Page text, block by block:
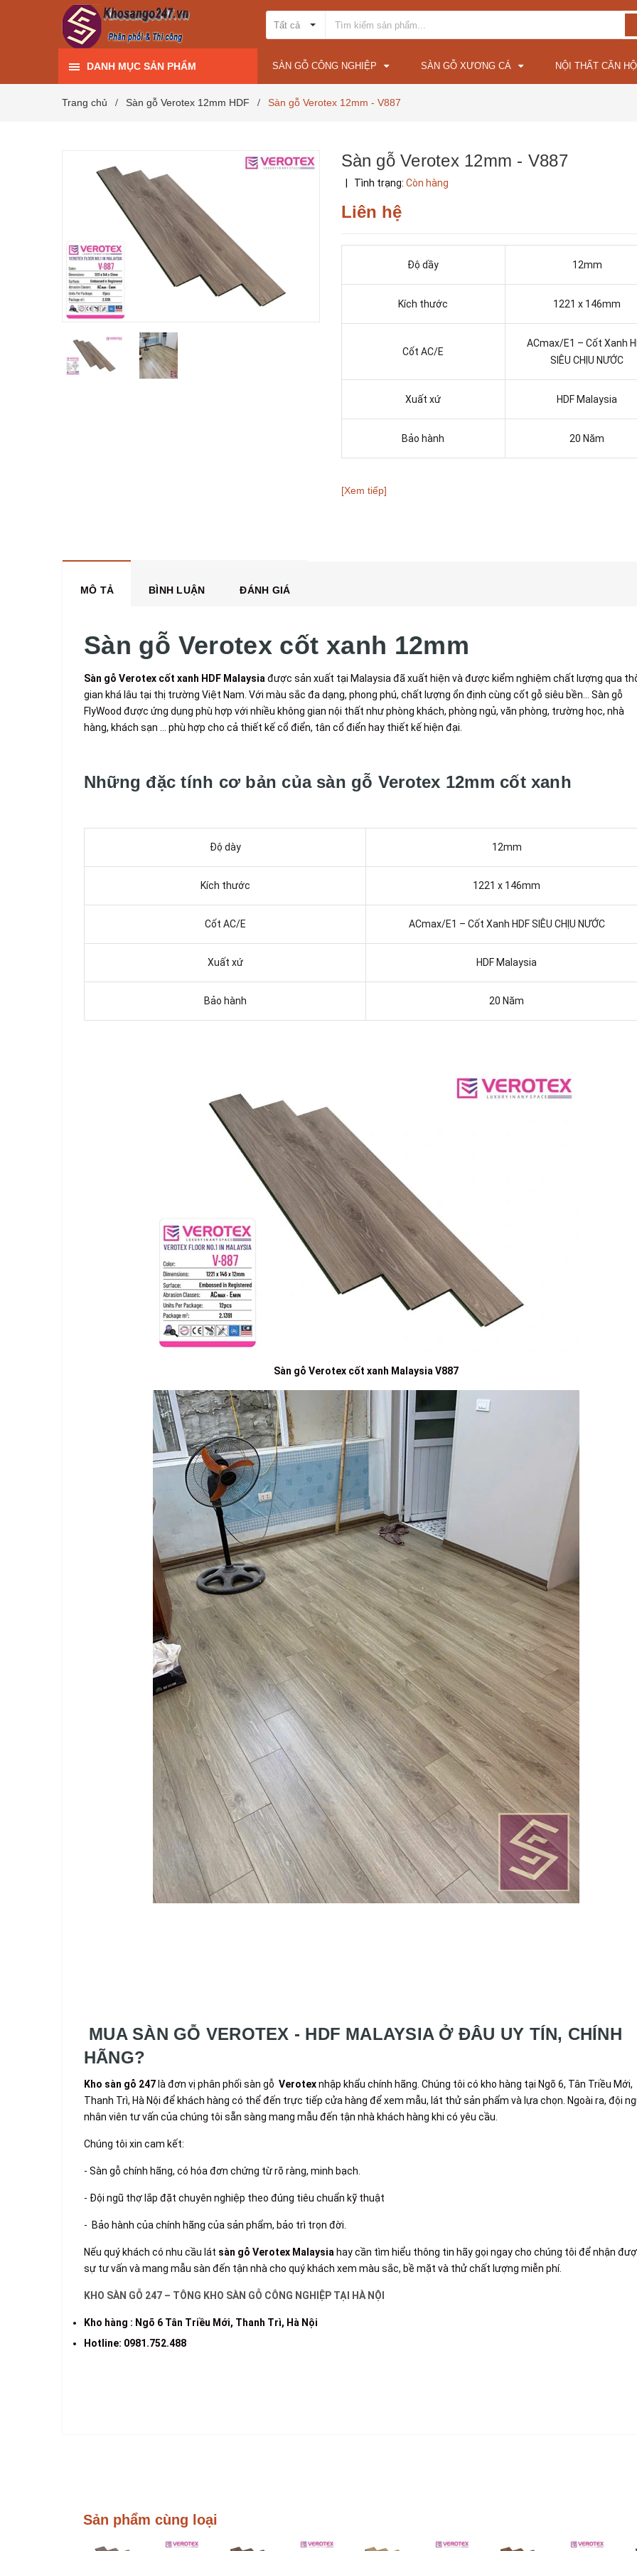
Tất cả
DANH MỤC SẢN PHẨM SÀN GỖ CÔNG NGHIỆP SÀN GỖ XƯƠNG CÁ NỘI THẤT CĂN HỘ
Trang chủ / Sàn gỗ Verotex 12mm HDF / Sàn gỗ Verotex 12mm - V887
Sàn gỗ Verotex 12mm - V887
Tình trạng: Còn hàng
Liên hệ
Độ dầy 12mm
Kích thước 1221 x 146mm
Cốt AC/E
ACmax/E1 – Cốt Xanh
SIÊU CHỊU NƯỚC
Xuất xứ HDF Malaysia
Bảo hành 20 Năm
[Xem tiếp]
MÔ TẢ BÌNH LUẬN ĐÁNH GIÁ
Sàn gỗ Verotex cốt xanh 12mm
Sàn gỗ Verotex cốt xanh HDF Malaysiađược sản xuất tại Malaysia đã xuất hiện và được kiểm nghiệm chất lượng qua
gian khá lâu tại thị trường Việt Nam. Với màu sắc đa dạng, phong phú, chất lượng ổn định cùng cốt gỗ siêu bền… Sàn gỗ
FlyWood được ứng dụng phù hợp với nhiều không gian nội thất như phòng khách, phòng ngủ, văn phòng, trường học, nhà
hàng, khách sạn … phù hợp cho cả thiết kế cổ điển, tân cổ điển hay thiết kế hiện đại.
Những đặc tính cơ bản của sàn gỗ Verotex 12mm cốt xanh
Độ dày 12mm
Kích thước 1221 x 146mm
Cốt AC/E ACmax/E1 – Cốt Xanh HDF SIÊU CHỊU NƯỚC
Xuất xứ HDF Malaysia
Bảo hành 20 Năm
Sàn gỗ Verotex cốt xanh Malaysia V887
MUA SÀN GỖ VEROTEX - HDF MALAYSIA Ở ĐÂU UY TÍN, CHÍNH
HÃNG?
Kho sàn gỗ 247 là đơn vị phân phối sàn gỗ Verotexnhập khẩu chính hãng. Chúng tôi có kho hàng tại Ngõ 6, Tân Triều Mới,
Thanh Trì, Hà Nội để khách hàng có thể đến trực tiếp cửa hàng để xem mẫu, lát thử sản phẩm và lựa chọn. Ngoài ra, đội
nhân viên tư vấn của chúng tôi sẵn sàng mang mẫu đến tận nhà khách hàng khi có yêu cầu.
Chúng tôi xin cam kết:
- Sàn gỗ chính hãng, có hóa đơn chứng từ rõ ràng, minh bạch.
- Đội ngũ thợ lắp đặt chuyên nghiệp theo đúng tiêu chuẩn kỹ thuật
- Bảo hành của chính hãng của sản phẩm, bảo trì trọn đời.
Nếu quý khách có nhu cầu lát sàn gỗ Verotex Malaysia hay cần tìm hiểu thông tin hãy gọi ngay cho chúng tôi để nhận
sự tư vấn và mang mẫu sàn đến tận nhà cho quý khách xem màu sắc, bề mặt và thử chất lượng miễn phí.
KHO SÀN GỖ 247 – TÔNG KHO SÀN GỖ CÔNG NGHIỆP TẠI HÀ NỘI
Kho hàng : Ngõ 6 Tân Triều Mới, Thanh Trì, Hà Nội
Hotline: 0981.752.488
Sản phẩm cùng loại